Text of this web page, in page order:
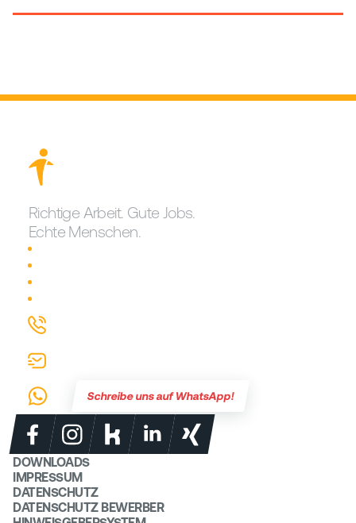
Richtige Arbeit. Gute Jobs.
Echte Menschen.
Schreibe uns auf WhatsApp!
DOWNLOADS
IMPRESSUM
DATENSCHUTZ
DATENSCHUTZ BEWERBER